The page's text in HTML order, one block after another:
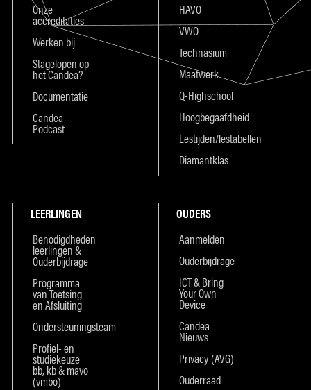
Onze
accreditaties
Werken bij
Stagelopen op
het Candea?
Documentatie
Candea
Podcast
HAVO
VWO
Technasium
Maatwerk
Q-Highschool
Hoogbegaafdheid
Lestijden/lestabellen
Diamantklas
LEERLINGEN
Benodigdheden
leerlingen &
Ouderbijdrage
Programma
van Toetsing
en Afsluiting
Ondersteuningsteam
Profiel- en
studiekeuze
bb, kb & mavo
(vmbo)
OUDERS
Aanmelden
Ouderbijdrage
ICT & Bring
Your Own
Device
Candea
Nieuws
Privacy (AVG)
Ouderraad